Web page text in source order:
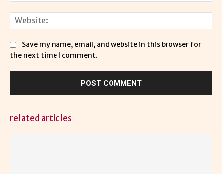
Save my name, email, and website in this browser for
the next time I comment.
related articles